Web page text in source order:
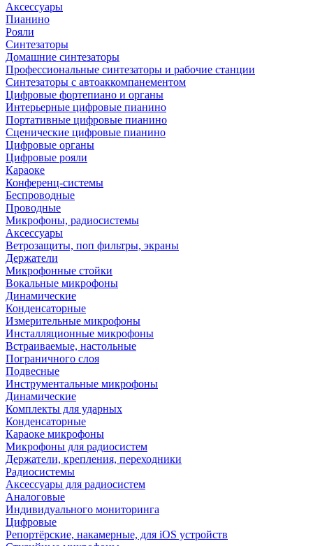
Аксессуары
Пианино
Рояли
Синтезаторы
Домашние синтезаторы
Профессиональные синтезаторы и рабочие станции
Синтезаторы с автоаккомпанементом
Цифровые фортепиано и органы
Интерьерные цифровые пианино
Портативные цифровые пианино
Сценические цифровые пианино
Цифровые органы
Цифровые рояли
Караоке
Конференц-системы
Беспроводные
Проводные
Микрофоны, радиосистемы
Аксессуары
Ветрозащиты, поп фильтры, экраны
Держатели
Микрофонные стойки
Вокальные микрофоны
Динамические
Конденсаторные
Измерительные микрофоны
Инсталляционные микрофоны
Встраиваемые, настольные
Пограничного слоя
Подвесные
Инструментальные микрофоны
Динамические
Комплекты для ударных
Конденсаторные
Караоке микрофоны
Микрофоны для радиосистем
Держатели, крепления, переходники
Радиосистемы
Аксессуары для радиосистем
Аналоговые
Индивидуального мониторинга
Цифровые
Репортёрские, накамерные, для iOS устройств